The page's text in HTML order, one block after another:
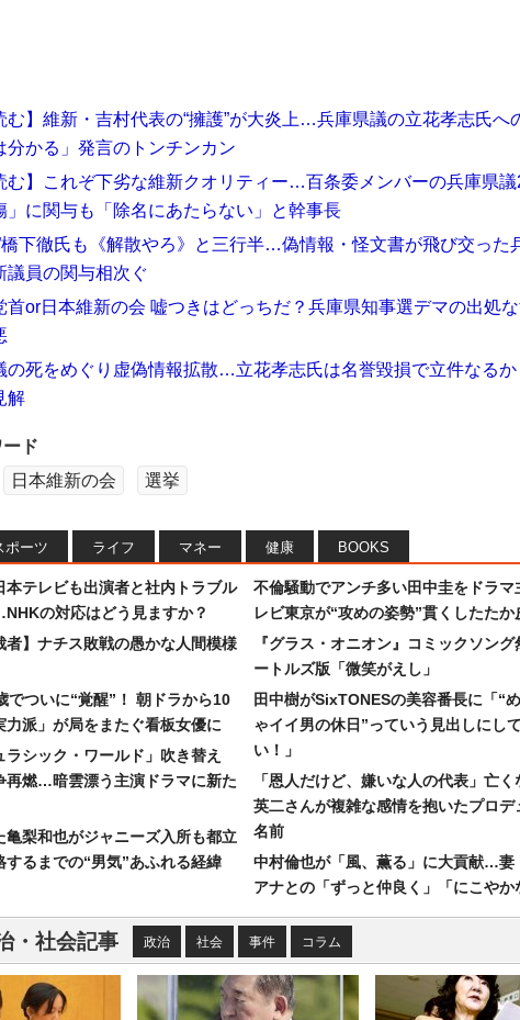
む】維新・吉村代表の“擁護”が大炎上…兵庫県議の立花孝志氏へ
分かる」発言のトンチンカン
む】これぞ下劣な維新クオリティー…百条委メンバーの兵庫県
」に関与も「除名にあたらない」と幹事長
橋下徹氏も《解散やろ》と三行半…偽情報・怪文書が飛び交った
議員の関与相次ぐ
首or日本維新の会 嘘つきはどっちだ？兵庫県知事選デマの出処
の死をめぐり虚偽情報拡散…立花孝志氏は名誉毀損で立件なるか
解
ド
日本維新の会 選挙
ポーツ ライフ マネー 健康 BOOKS
本テレビも出演者と社内トラブル
の対応はどう見ますか？
者】ナチス敗戦の愚かな人間模様
でついに“覚醒”！ 朝ドラから10
派」が局をまたぐ看板女優に
ラシック・ワールド」吹き替え
再燃…暗雲漂う主演ドラマに新た
亀梨和也がジャニーズ入所も都立
するまでの“男気”あふれる経緯
不倫騒動でアンチ多い田中圭をドラマ
レビ東京が“攻めの姿勢”貫くしたたか
『グラス・オニオン』コミックソン
ートルズ版「微笑がえし」
田中樹がSixTONESの美容番長に「“
ゃイイ男の休日”っていう見出しにし
い！」
「恩人だけど、嫌いな人の代表」亡
英二さんが複雑な感情を抱いたプロデ
名前
中村倫也が「風、薫る」に大貢献…妻
アナとの「ずっと仲良く」「にこやか
・社会記事 政治 社会 事件 コラム